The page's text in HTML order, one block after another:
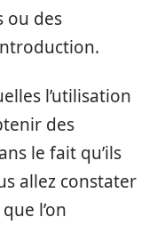
ou des
l’utilisation
des
le fait qu’ils
allez constater
l’on